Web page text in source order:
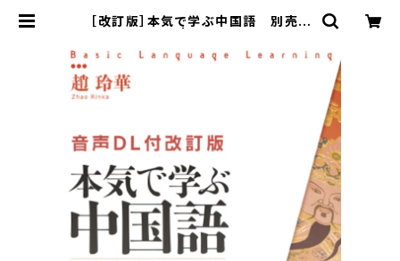
［改訂版］本気で学ぶ中国語 別売C
ンストア